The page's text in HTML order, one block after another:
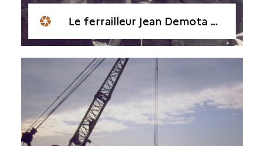
Le ferrailleur Jean Demota et l’un de ses scaphandriers